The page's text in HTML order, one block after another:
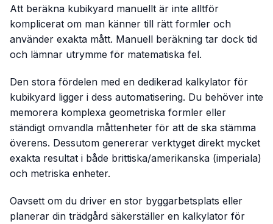
Att beräkna kubikyard manuellt är inte alltför
komplicerat om man känner till rätt formler och
använder exakta mått. Manuell beräkning tar dock tid
och lämnar utrymme för matematiska fel.
Den stora fördelen med en dedikerad kalkylator för
kubikyard ligger i dess automatisering. Du behöver inte
memorera komplexa geometriska formler eller
ständigt omvandla måttenheter för att de ska stämma
överens. Dessutom genererar verktyget direkt mycket
exakta resultat i både brittiska/amerikanska (imperiala)
och metriska enheter.
Oavsett om du driver en stor byggarbetsplats eller
planerar din trädgård säkerställer en kalkylator för